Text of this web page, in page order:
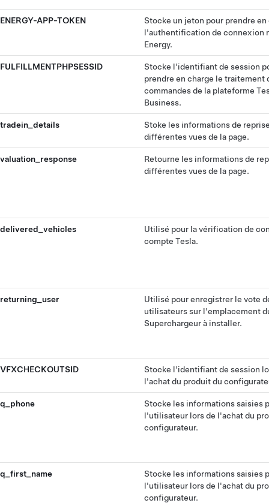
ENERGY-APP-TOKEN
Stocke un jeton pour prendre en
l'authentification de connexion
Energy.
FULFILLMENTPHPSESSID
Stocke l'identifiant de session
prendre en charge le traitement
commandes de la plateforme
Business.
tradein_details
Stoke les informations de
différentes vues de la page.
valuation_response
Retourne les informations de
différentes vues de la page.
delivered_vehicles
Utilisé pour la vérification de
compte Tesla.
returning_user
Utilisé pour enregistrer le vote
utilisateurs sur l'emplacement
Superchargeur à installer.
VFXCHECKOUTSID
Stocke l'identifiant de session
l'achat du produit du
q_phone
Stocke les informations saisies
l'utilisateur lors de l'achat du
configurateur.
q_first_name
Stocke les informations saisies
l'utilisateur lors de l'achat du
configurateur.